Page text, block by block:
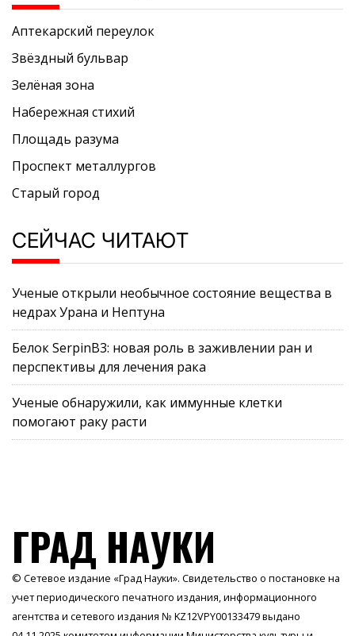
Аптекарский переулок
Звёздный бульвар
Зелёная зона
Набережная стихий
Площадь разума
Проспект металлургов
Старый город
СЕЙЧАС ЧИТАЮТ
Ученые открыли необычное состояние вещества в
недрах Урана и Нептуна
Белок SerpinB3: новая роль в заживлении ран и
перспективы для лечения рака
Ученые обнаружили, как иммунные клетки
помогают раку расти
ГРАД НАУКИ
© Сетевое издание «Град Науки». Свидетельство о постановке на
учет периодического печатного издания, информационного
агентства и сетевого издания № KZ12VPY00133479 выдано